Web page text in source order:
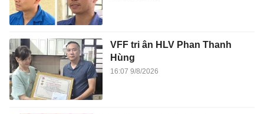
VFF tri ân HLV Phan Thanh
Hùng
16:07 9/8/2026